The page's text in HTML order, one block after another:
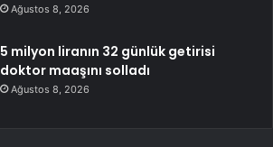
Ağustos 8, 2026
5 milyon liranın 32 günlük getirisi
doktor maaşını solladı
Ağustos 8, 2026